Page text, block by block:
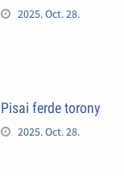
2025. Oct. 28.
Pisai ferde torony
2025. Oct. 28.